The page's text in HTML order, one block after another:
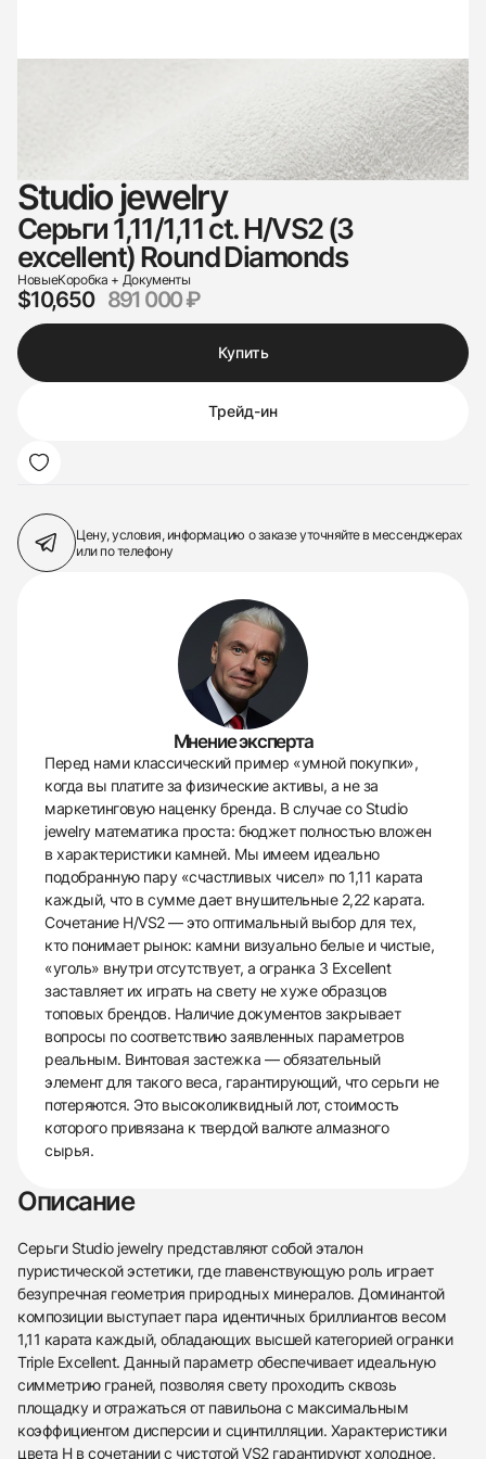
Studio jewelry
Серьги 1,11/1,11 ct. H/VS2 (3
excellent) Round Diamonds
НовыеКоробка + Документы
$10,650 891 000 ₽
Купить
Трейд-ин
Цену, условия, информацию о заказеуточняйте в мессенджерах
или по телефону
Мнение эксперта
Перед нами классический пример «умной покупки»,
когда вы платите за физические активы, а не за
маркетинговую наценку бренда. В случае со Studio
jewelry математика проста: бюджет полностью вложен
в характеристики камней. Мы имеем идеально
подобранную пару «счастливых чисел» по 1,11 карата
каждый, что в сумме дает внушительные 2,22 карата.
Сочетание H/VS2 — это оптимальный выбор для тех,
кто понимает рынок: камни визуально белые и чистые,
«уголь» внутри отсутствует, а огранка 3 Excellent
заставляет их играть на свету не хуже образцов
топовых брендов. Наличие документов закрывает
вопросы по соответствию заявленных параметров
реальным. Винтовая застежка — обязательный
элемент для такого веса, гарантирующий, что серьги не
потеряются. Это высоколиквидный лот, стоимость
которого привязана к твердой валюте алмазного
сырья.
Описание
Серьги Studio jewelry представляют собой эталон
пуристической эстетики, где главенствующую роль играет
безупречная геометрия природных минералов. Доминантой
композиции выступает пара идентичных бриллиантов весом
1,11 карата каждый, обладающих высшей категорией огранки
Triple Excellent. Данный параметр обеспечивает идеальную
симметрию граней, позволяя свету проходить сквозь
площадку и отражаться от павильона с максимальным
коэффициентом дисперсии и сцинтилляции. Характеристики
цвета H в сочетании с чистотой VS2 гарантируют холодное,